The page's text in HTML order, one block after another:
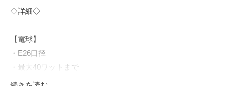
◇詳細◇
【電球】
・E26口径
・最大40ワットまで
・LED球も対応可能です